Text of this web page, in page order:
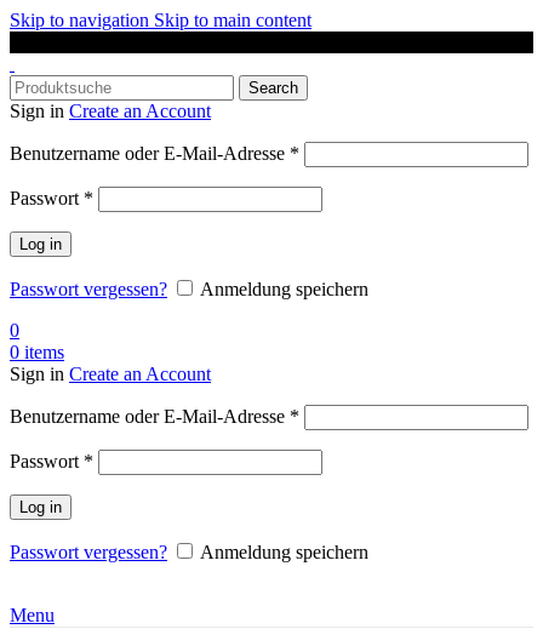
Skip to navigation Skip to main content
Search
Sign in Create an Account
Benutzername oder E-Mail-Adresse *
Passwort *
Log in
Passwort vergessen?
Anmeldung speichern
0
0 items
Sign in Create an Account
Benutzername oder E-Mail-Adresse *
Passwort *
Log in
Passwort vergessen? Anmeldung speichern
Menu